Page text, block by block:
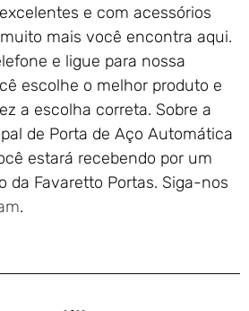
e com acessórios
mais você encontra aqui.
e ligue para nossa
escolhe o melhor produto e
a escolha correta. Sobre a
de Porta de Aço Automática
estará recebendo por um
da Favaretto Portas. Siga-nos
.